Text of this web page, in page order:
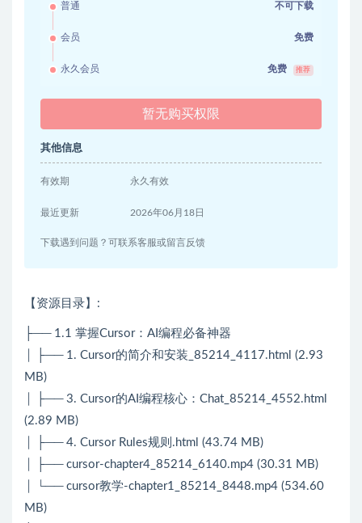
普通 不可下载
会员 免费
永久会员 免费 推荐
暂无购买权限
其他信息
有效期 永久有效
最近更新 2026年06月18日
下载遇到问题？可联系客服或留言反馈
【资源目录】:
├── 1.1 掌握Cursor：AI编程必备神器
│ ├── 1. Cursor的简介和安装_85214_4117.html (2.93
MB)
│ ├── 3. Cursor的AI编程核心：Chat_85214_4552.html
(2.89 MB)
│ ├── 4. Cursor Rules规则.html (43.74 MB)
│ ├── cursor-chapter4_85214_6140.mp4 (30.31 MB)
│ └── cursor教学-chapter1_85214_8448.mp4 (534.60
MB)